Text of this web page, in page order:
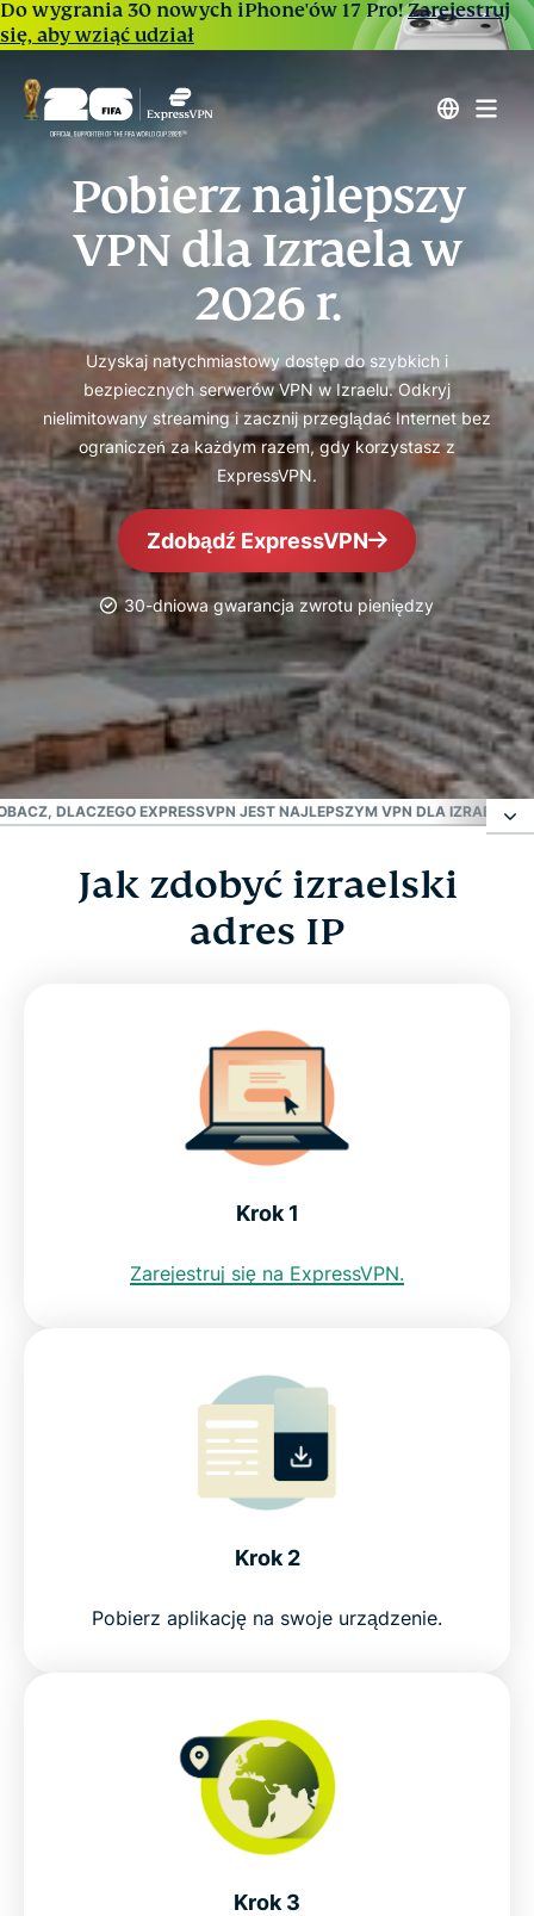
Do wygrania 30 nowych iPhone'ów 17 Pro!Zarejestruj
się, aby wziąć udział
Pobierz najlepszy
VPN dla Izraela w
2026 r.
Uzyskaj natychmiastowy dostęp do szybkich i
bezpiecznych serwerów VPN w Izraelu. Odkryj
nielimitowany streaming i zacznij przeglądać Internet bez
ograniczeń za każdym razem, gdy korzystasz z
ExpressVPN.
Zdobądź ExpressVPN
30-dniowa gwarancja zwrotu pieniędzy
#1 zaufany VPN
Najlepszy VPN dla Izraela
DLACZEGO EXPRESSVPN JEST NAJLEPSZYM VPN DLA IZRAELA
Jak zdobyć izraelski adres IP
Dlaczego warto używać izraelskich serwerów
Pobierz VPN dla Izraela na każde urządzenie
Zobacz, dlaczego ExpressVPN jest najlepszym
ExpressVPN dla każdego kraju
Zdobądź izraelskie IP bez ryzyka
Jak zdobyć izraelski
adres IP
Krok 1
Zarejestruj się na ExpressVPN.
Krok 2
Pobierz aplikację na swoje urządzenie.
Krok 3